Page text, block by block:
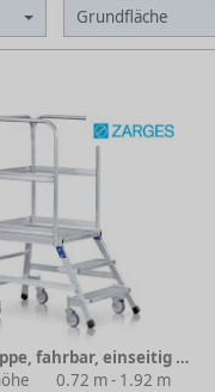
Grundfläche
Podesttreppe, fahrbar, einseitig begehbar, mit Stahl-Gitterrost-Stufen und Plattform
0.72 m - 1.92 m